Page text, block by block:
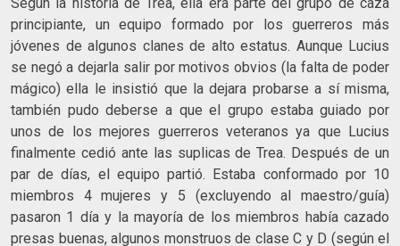
principiante, un equipo formado por los guerreros más
jóvenes de algunos clanes de alto estatus. Aunque Lucius
se negó a dejarla salir por motivos obvios (la falta de poder
mágico) ella le insistió que la dejara probarse a sí misma,
también pudo deberse a que el grupo estaba guiado por
unos de los mejores guerreros veteranos ya que Lucius
finalmente cedió ante las suplicas de Trea. Después de un
par de días, el equipo partió. Estaba conformado por 10
miembros 4 mujeres y 5 (excluyendo al maestro/guía)
pasaron 1 día y la mayoría de los miembros había cazado
presas buenas, algunos monstruos de clase C y D (según el